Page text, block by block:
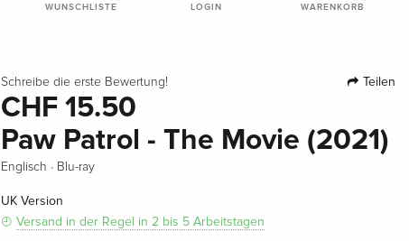
WUNSCHLISTE LOGIN WARENKORB
Schreibe die erste Bewertung! Teilen
CHF 15.50
Paw Patrol - The Movie (2021)
Englisch · Blu-ray
UK Version
Versand in der Regel in 2 bis 5 Arbeitstagen